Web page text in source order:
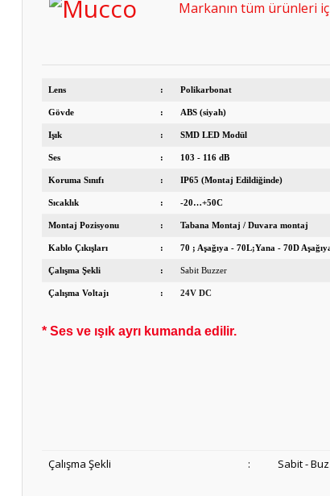
Markanın tüm ürünleri
Lens : Polikarbonat
Gövde : ABS (siyah)
Işık : SMD LED Modül
Ses : 103 - 116 dB
Koruma Sınıfı : IP65 (Montaj Edildiğinde)
Sıcaklık : -20…+50C
Montaj Pozisyonu : Tabana Montaj / Duvara montaj
Kablo Çıkışları : 70 ; Aşağıya - 70L;Yana - 70D
Çalışma Şekli : Sabit Buzzer
Çalışma Voltajı : 24V DC
* Ses ve ışık ayrı kumanda edilir.
Çalışma Şekli : Sabit -